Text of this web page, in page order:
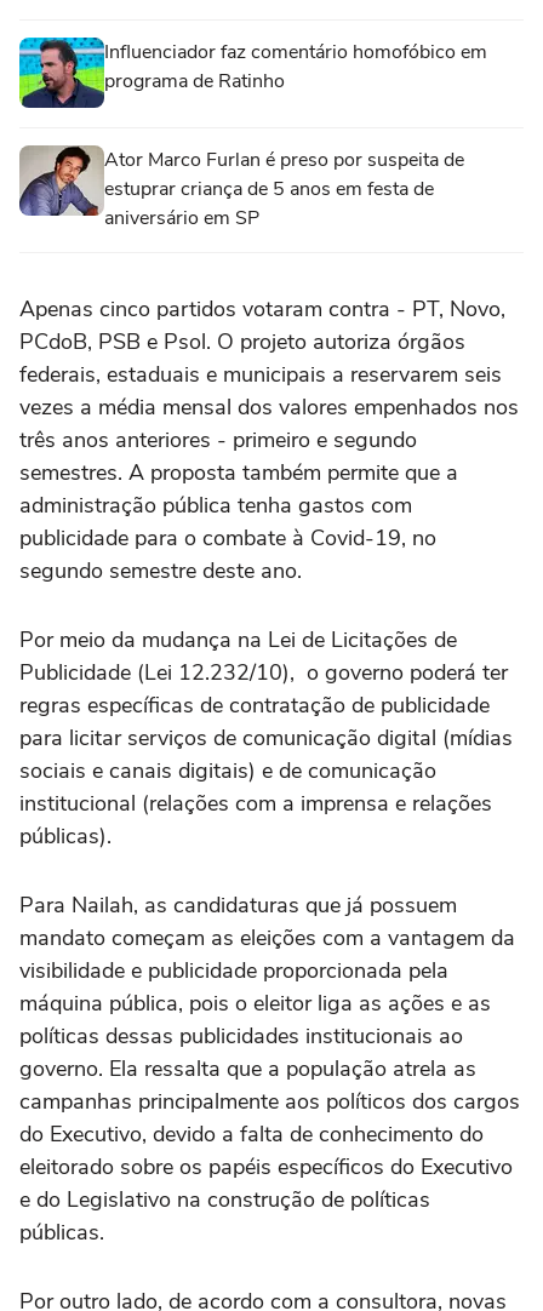
Influenciador faz comentário homofóbico em
programa de Ratinho
Ator Marco Furlan é preso por suspeita de
estuprar criança de 5 anos em festa de
aniversário em SP
Apenas cinco partidos votaram contra - PT, Novo,
PCdoB, PSB e Psol. O projeto autoriza órgãos
federais, estaduais e municipais a reservarem seis
vezes a média mensal dos valores empenhados nos
três anos anteriores - primeiro e segundo
semestres. A proposta também permite que a
administração pública tenha gastos com
publicidade para o combate à Covid-19, no
segundo semestre deste ano.
Por meio da mudança na Lei de Licitações de
Publicidade (Lei 12.232/10), o governo poderá ter
regras específicas de contratação de publicidade
para licitar serviços de comunicação digital (mídias
sociais e canais digitais) e de comunicação
institucional (relações com a imprensa e relações
públicas).
Para Nailah, as candidaturas que já possuem
mandato começam as eleições com a vantagem da
visibilidade e publicidade proporcionada pela
máquina pública, pois o eleitor liga as ações e as
políticas dessas publicidades institucionais ao
governo. Ela ressalta que a população atrela as
campanhas principalmente aos políticos dos cargos
do Executivo, devido a falta de conhecimento do
eleitorado sobre os papéis específicos do Executivo
e do Legislativo na construção de políticas
públicas.
Por outro lado, de acordo com a consultora, novas